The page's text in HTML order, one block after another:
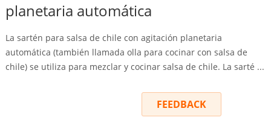
planetaria automática
La sartén para salsa de chile con agitación planetaria
automática (también llamada olla para cocinar con salsa de
chile) se utiliza para mezclar y cocinar salsa de chile. La sarté ...
FEEDBACK